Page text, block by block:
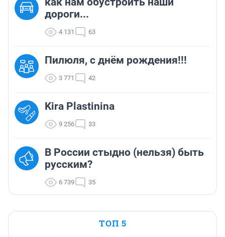
дороги...
4 131 63
Пилюля, с днём рождения!!!
3 771 42
Kira Plastinina
9 256 33
В России стыдно (нельзя) быть
русским?
6 739 35
ТОП 5